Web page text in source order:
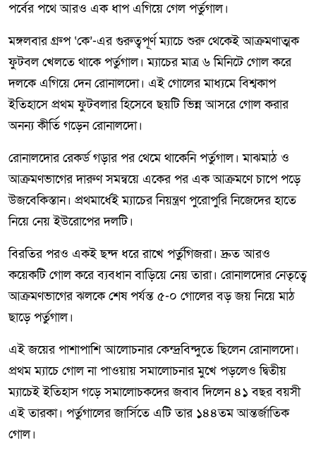
পর্বের পথে আরও এক ধাপ এগিয়ে গেল পর্তুগাল।
মঙ্গলবার গ্রুপ ‘কে’-এর গুরুত্বপূর্ণ ম্যাচে শুরু থেকেই আক্রমণাত্মক
ফুটবল খেলতে থাকে পর্তুগাল। ম্যাচের মাত্র ৬ মিনিটে গোল করে
দলকে এগিয়ে দেন রোনালদো। এই গোলের মাধ্যমে বিশ্বকাপ
ইতিহাসে প্রথম ফুটবলার হিসেবে ছয়টি ভিন্ন আসরে গোল করার
অনন্য কীর্তি গড়েন রোনালদো।
রোনালদোর রেকর্ড গড়ার পর থেমে থাকেনি পর্তুগাল। মাঝমাঠ ও
আক্রমণভাগের দারুণ সমন্বয়ে একের পর এক আক্রমণে চাপে পড়ে
উজবেকিস্তান। প্রথমার্ধেই ম্যাচের নিয়ন্ত্রণ পুরোপুরি নিজেদের হাতে
নিয়ে নেয় ইউরোপের দলটি।
বিরতির পরও একই ছন্দ ধরে রাখে পর্তুগিজরা। দ্রুত আরও
কয়েকটি গোল করে ব্যবধান বাড়িয়ে নেয় তারা। রোনালদোর নেতৃত্বে
আক্রমণভাগের ঝলকে শেষ পর্যন্ত ৫-০ গোলের বড় জয় নিয়ে মাঠ
ছাড়ে পর্তুগাল।
এই জয়ের পাশাপাশি আলোচনার কেন্দ্রবিন্দুতে ছিলেন রোনালদো।
প্রথম ম্যাচে গোল না পাওয়ায় সমালোচনার মুখে পড়লেও দ্বিতীয়
ম্যাচেই ইতিহাস গড়ে সমালোচকদের জবাব দিলেন ৪১ বছর বয়সী
এই তারকা। পর্তুগালের জার্সিতে এটি তার ১৪৪তম আন্তর্জাতিক
গোল।